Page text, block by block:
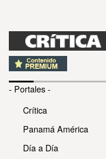
- Portales -
Crítica
Panamá América
Día a Día